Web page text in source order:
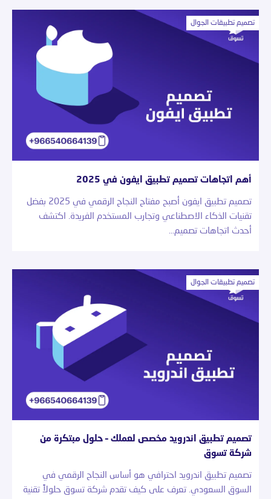
تصميم تطبيقات الجوال
أهم اتجاهات تصميم تطبيق ايفون في 2025
تصميم تطبيق ايفون أصبح مفتاح النجاح الرقمي في 2025 بفضل
تقنيات الذكاء الاصطناعي وتجارب المستخدم الفريدة. اكتشف
أحدث اتجاهات تصميم…
تصميم تطبيقات الجوال
تصميم تطبيق اندرويد مخصص لعملك – حلول مبتكرة من
شركة تسوق
تصميم تطبيق اندرويد احترافي هو أساس النجاح الرقمي في
السوق السعودي. تعرف على كيف تقدم شركة تسوق حلولاً تقنية